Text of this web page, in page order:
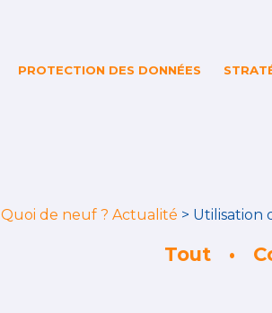
PROTECTION DES DONNÉES
Quoi de neuf ? Actualité > Utilisation
Tout